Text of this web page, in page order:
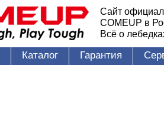
Сайт
COMEUP в
Всё о
Каталог Гарантия